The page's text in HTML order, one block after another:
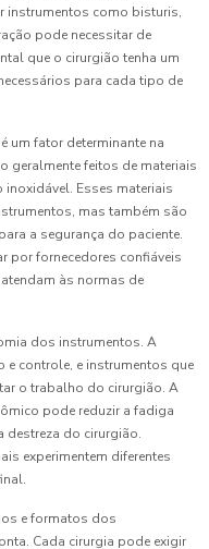
instrumentos como bisturis,
pode necessitar de
que o cirurgião tenha um
para cada tipo de
um fator determinante na
geralmente feitos de materiais
Esses materiais
mas também são
a segurança do paciente.
por fornecedores confiáveis
às normas de
dos instrumentos. A
e controle, e instrumentos que
o trabalho do cirurgião. A
pode reduzir a fadiga
destreza do cirurgião.
experimentem diferentes
e formatos dos
Cada cirurgia pode exigir